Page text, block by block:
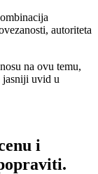
autoriteta
na ovu temu,
jasniji uvid u
i